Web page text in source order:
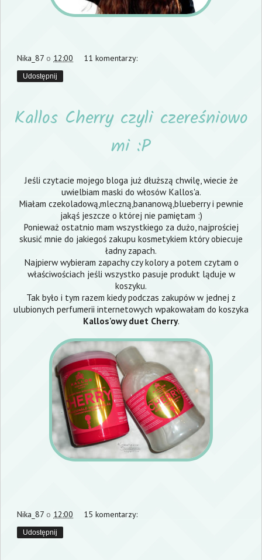
Nika_87 o 12:00 11 komentarzy:
Udostępnij
Kallos Cherry czyli czereśniowo
mi :P
Jeśli czytacie mojego bloga już dłuższą chwilę, wiecie że
uwielbiam maski do włosów Kallos'a.
Miałam czekoladową,mleczną,bananową,blueberry i pewnie
jakąś jeszcze o której nie pamiętam :)
Ponieważ ostatnio mam wszystkiego za dużo, najprościej
skusić mnie do jakiegoś zakupu kosmetykiem który obiecuje
ładny zapach.
Najpierw wybieram zapachy czy kolory a potem czytam o
właściwościach jeśli wszystko pasuje produkt ląduje w
koszyku.
Tak było i tym razem kiedy podczas zakupów w jednej z
ulubionych perfumerii internetowych wpakowałam do koszyka
Kallos'owy duet Cherry.
Nika_87 o 12:00 15 komentarzy:
Udostępnij